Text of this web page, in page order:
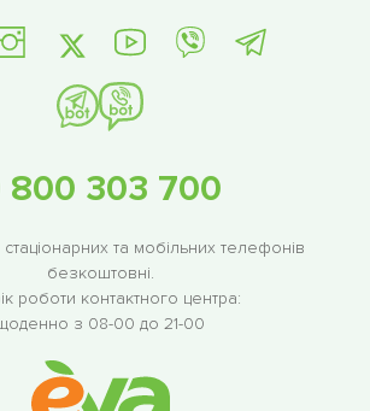
800 303 700
стаціонарних та мобільних телефонів
безкоштовні.
роботи контактного центра:
з 08-00 до 21-00